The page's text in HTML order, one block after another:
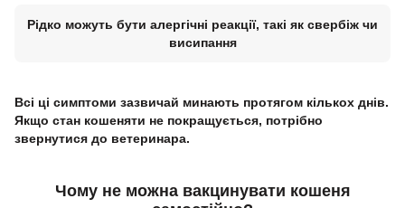
Рідко можуть бути алергічні реакції, такі як свербіж чи
висипання
Всі ці симптоми зазвичай минають протягом кількох днів.
Якщо стан кошеняти не покращується, потрібно
звернутися до ветеринара.
Чому не можна вакцинувати кошеня